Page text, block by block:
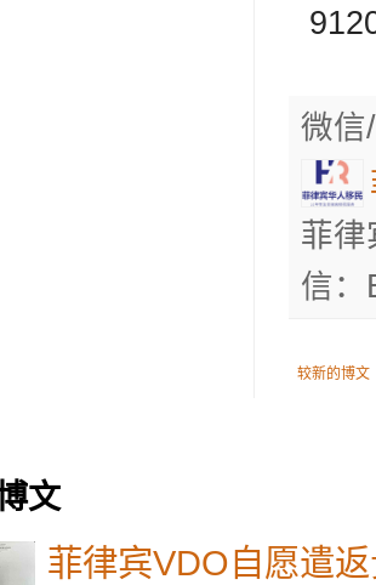
微
菲律
信：
较新的博文
文
菲律宾VDO自愿遣